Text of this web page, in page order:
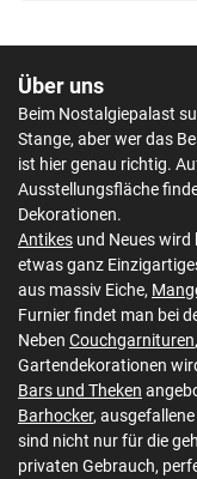
Über uns
Beim Nostalgiepalast
Stange, aber wer das
ist hier genau richtig.
Ausstellungsfläche
Dekorationen.
Antikes und Neues
etwas ganz
aus massiv Eiche,
Furnier findet man bei
Neben Couchgarnituren,
Gartendekorationen
Bars und Theken
Barhocker,
sind nicht nur für die
privaten Gebrauch,